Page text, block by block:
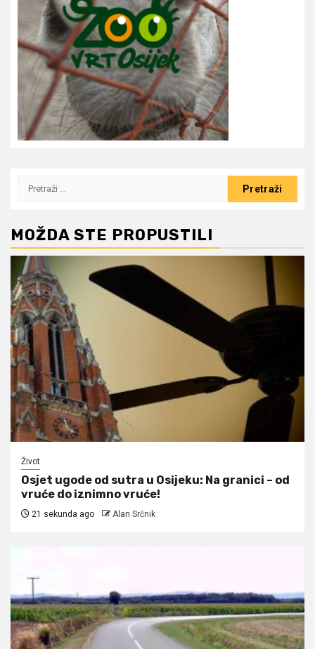
Pretraži:
MOŽDA STE PROPUSTILI
Život
Osjet ugode od sutra u Osijeku: Na granici – od
vruće do iznimno vruće!
21 sekunda ago Alan Srčnik